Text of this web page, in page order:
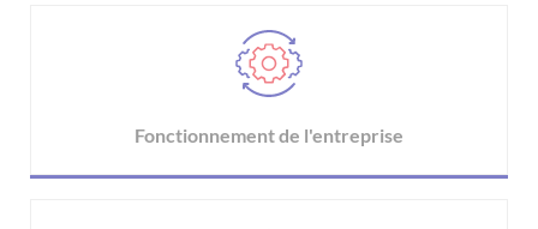
Fonctionnement de l'entreprise